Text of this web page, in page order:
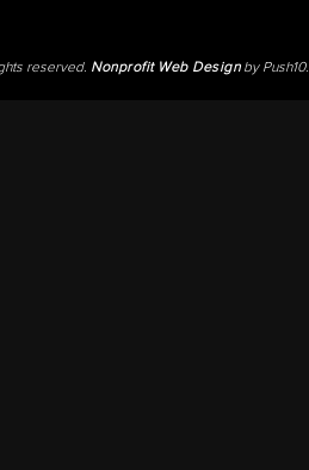
reserved. Nonprofit Web Designby Push10.